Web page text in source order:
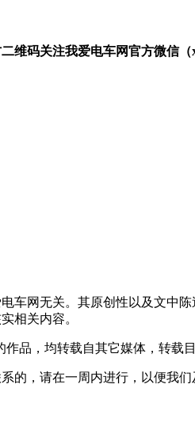
维码关注我爱电车网官方微信（
车网无关。其原创性以及文中
相关内容。
品，均转载自其它媒体，转载
，请在一周内进行，以便我们